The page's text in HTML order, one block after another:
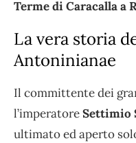
Terme di Caracalla a
La vera storia
Antoninianae
Il committente dei
l’imperatoreSettimio
ultimato ed aperto